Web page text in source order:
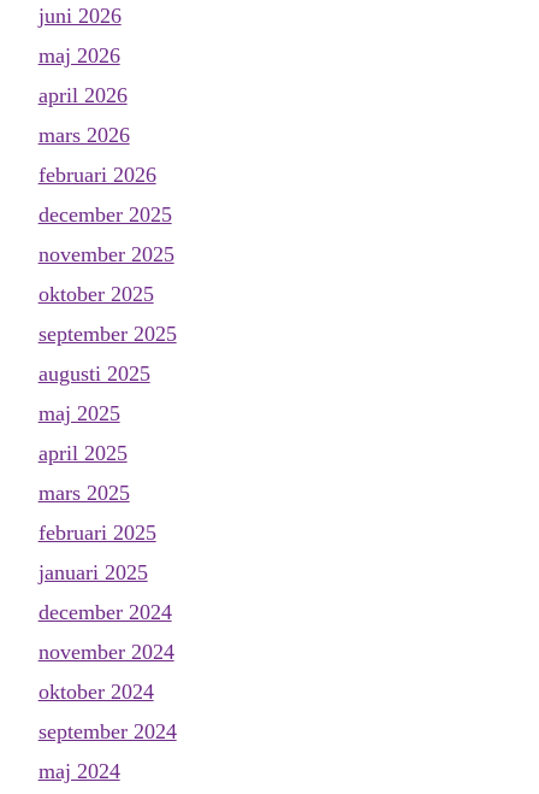
juni 2026
maj 2026
april 2026
mars 2026
februari 2026
december 2025
november 2025
oktober 2025
september 2025
augusti 2025
maj 2025
april 2025
mars 2025
februari 2025
januari 2025
december 2024
november 2024
oktober 2024
september 2024
maj 2024